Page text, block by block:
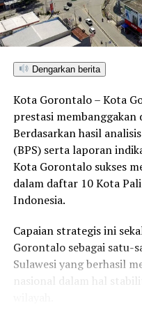
UP NEXT
Rektor UNG Eduart
MRPTNI
DON'T MISS
177 Pejabat Administrasi
Pohuwato
Dengarkan berita
Kota Gorontalo – Kota
prestasi membanggakan
Berdasarkan hasil
(BPS) serta laporan
Kota Gorontalo sukses
dalam daftar 10 Kota
Indonesia.
Capaian strategis ini
Gorontalo sebagai satu-
Sulawesi yang berhasil
nasional dalam hal